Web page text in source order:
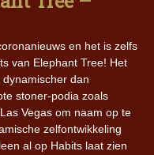
en het is zelfs
van Elephant Tree! Het
dan
stoner-podia zoals
Vegas om naam op te
zelfontwikkeling
al op Habits laat zien